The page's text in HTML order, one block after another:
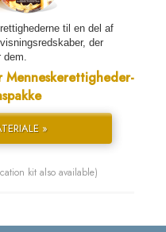
til en del af
der
dem.
Menneskerettigheder-
»
kit also available)